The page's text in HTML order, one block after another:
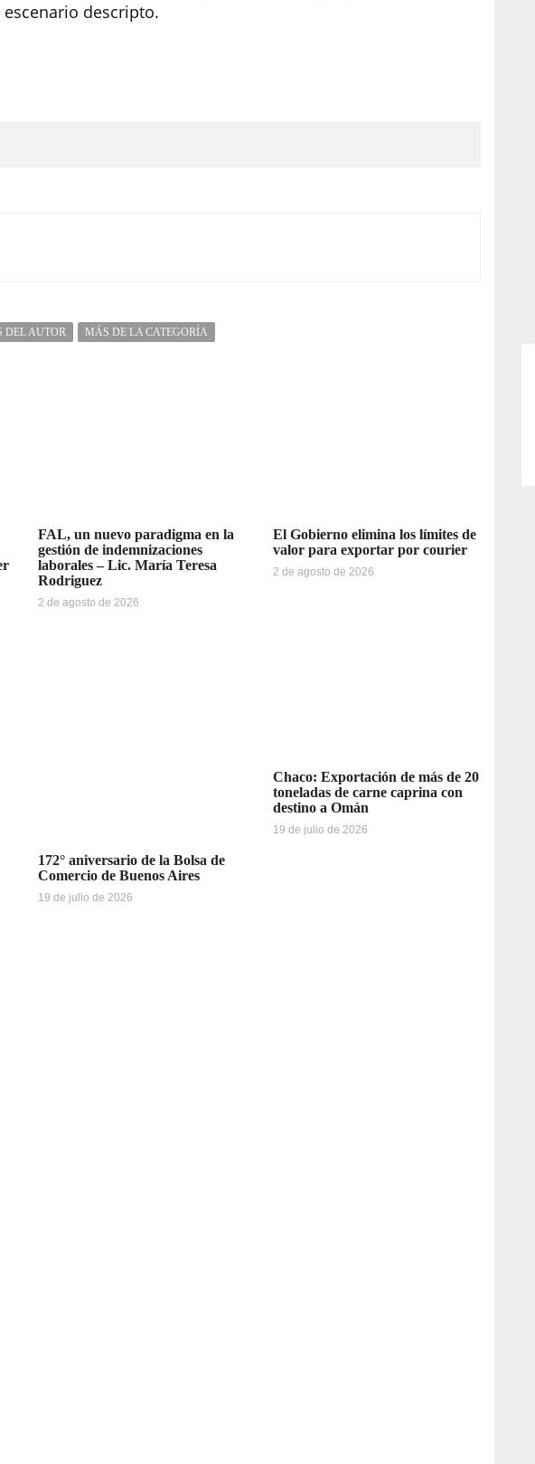
descripto.
DEL AUTOR MÁS DE LA CATEGORÍA
FAL, un nuevo paradigma en la
gestión de indemnizaciones
laborales – Lic. María Teresa
Rodriguez
2 de agosto de 2026
El Gobierno elimina los límites de
valor para exportar por courier
2 de agosto de 2026
172° aniversario de la Bolsa de
Comercio de Buenos Aires
19 de julio de 2026
Chaco: Exportación de más de 20
toneladas de carne caprina con
destino a Omán
19 de julio de 2026